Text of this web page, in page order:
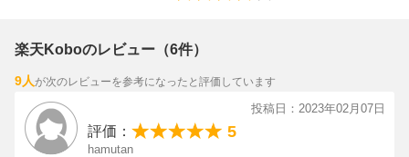
楽天Koboのレビュー（6件）
9人が次のレビューを参考になったと評価しています
投稿日：2023年02月07日
評価： 5
hamutan